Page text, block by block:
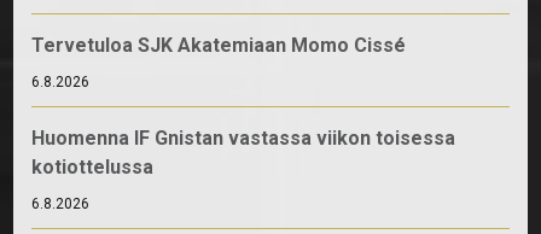
Tervetuloa SJK Akatemiaan Momo Cissé
6.8.2026
Huomenna IF Gnistan vastassa viikon toisessa
kotiottelussa
6.8.2026